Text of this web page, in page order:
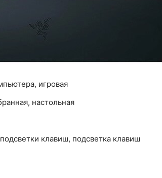
игровая
настольная
клавиш, подсветка клавиш